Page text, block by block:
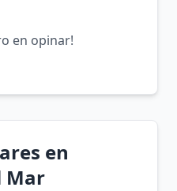
en opinar!
en
Mar